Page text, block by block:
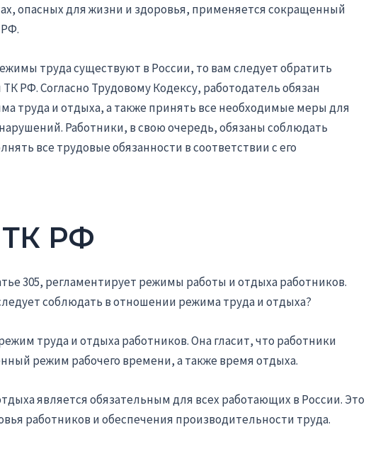
опасных для жизни и здоровья, применяется сокращенный
труда существуют в России, то вам следует обратить
РФ. Согласно Трудовому Кодексу, работодатель обязан
труда и отдыха, а также принять все необходимые меры для
Работники, в свою очередь, обязаны соблюдать
все трудовые обязанности в соответствии с его
ТК РФ
305, регламентирует режимы работы и отдыха работников.
соблюдать в отношении режима труда и отдыха?
труда и отдыха работников. Она гласит, что работники
режим рабочего времени, а также время отдыха.
является обязательным для всех работающих в России. Это
работников и обеспечения производительности труда.